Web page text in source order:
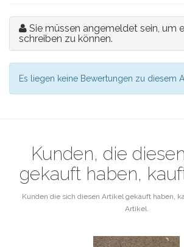
Sie müssen angemeldet sein, um
schreiben zu können.
Es liegen keine Bewertungen zu diesem
Kunden, die
gekauft haben,
Kunden die sich diesen Artikel gekauft haben,
Artikel.